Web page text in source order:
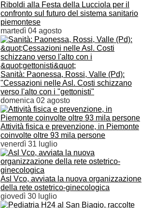
Riboldi alla Festa della Lucciola per il
confronto sul futuro del sistema sanitario
piemontese
martedì 04 agosto
Sanità: Paonessa, Rossi, Valle (Pd):
"Cessazioni nelle Asl. Costi schizzano
verso l'alto con i "gettonisti"
domenica 02 agosto
Attività fisica e prevenzione, in Piemonte
coinvolte oltre 93 mila persone
venerdì 31 luglio
Asl Vco, avviata la nuova organizzazione
della rete ostetrico-ginecologica
giovedì 30 luglio